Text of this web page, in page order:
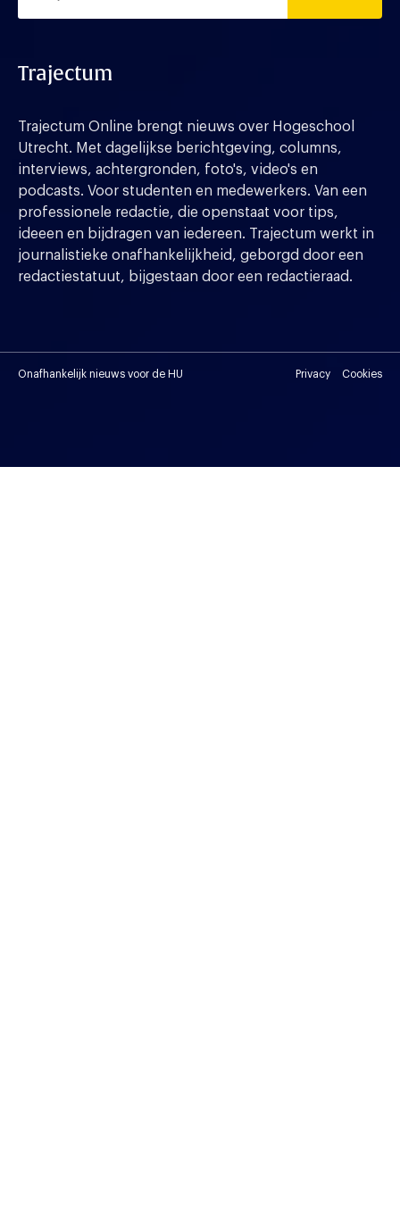
Trajectum
Trajectum Online brengt nieuws over Hogeschool
Utrecht. Met dagelijkse berichtgeving, columns,
interviews, achtergronden, foto's, video's en
podcasts. Voor studenten en medewerkers. Van een
professionele redactie, die openstaat voor tips,
ideeen en bijdragen van iedereen. Trajectum werkt in
journalistieke onafhankelijkheid, geborgd door een
redactiestatuut, bijgestaan door een redactieraad.
Onafhankelijk nieuws voor de HU Privacy Cookies